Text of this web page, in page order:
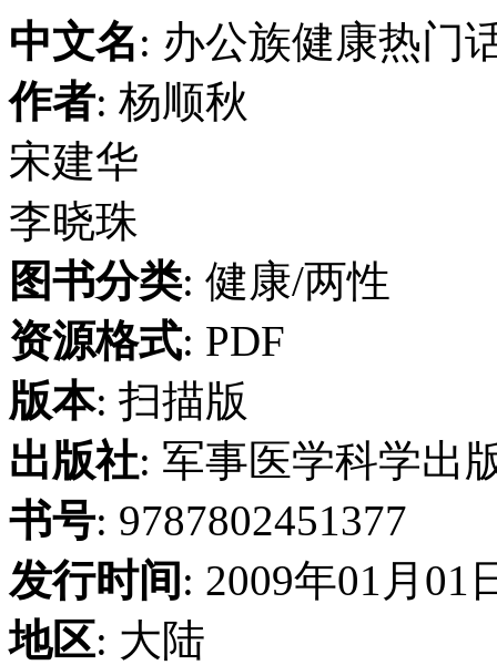
中文名: 办公族健康热门
作者: 杨顺秋
宋建华
李晓珠
图书分类: 健康/两性
资源格式: PDF
版本: 扫描版
出版社: 军事医学科学出
书号: 9787802451377
发行时间 : 2009年01月01
地区: 大陆